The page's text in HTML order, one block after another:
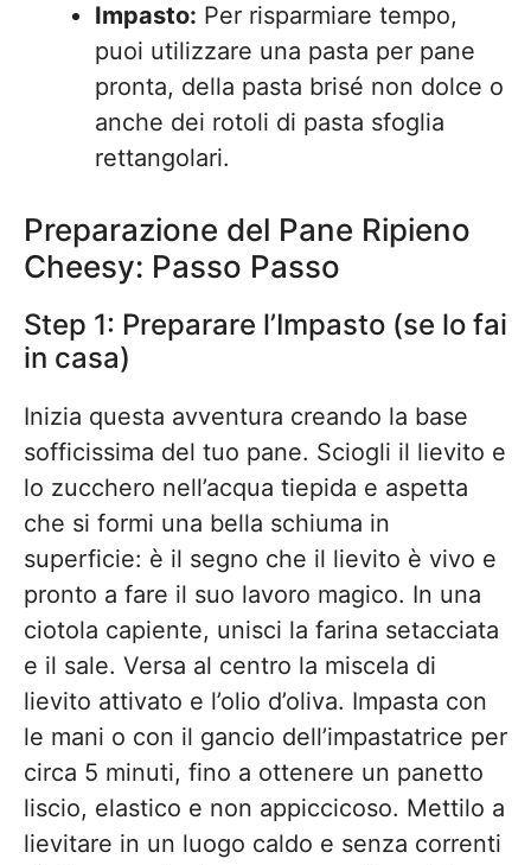
Impasto: Per risparmiare tempo,
puoi utilizzare una pasta per pane
pronta, della pasta brisé non dolce o
anche dei rotoli di pasta sfoglia
rettangolari.
Preparazione del Pane Ripieno
Cheesy: Passo Passo
Step 1: Preparare l’Impasto (se lo fai
in casa)
Inizia questa avventura creando la base
sofficissima del tuo pane. Sciogli il lievito e
lo zucchero nell’acqua tiepida e aspetta
che si formi una bella schiuma in
superficie: è il segno che il lievito è vivo e
pronto a fare il suo lavoro magico. In una
ciotola capiente, unisci la farina setacciata
e il sale. Versa al centro la miscela di
lievito attivato e l’olio d’oliva. Impasta con
le mani o con il gancio dell’impastatrice per
circa 5 minuti, fino a ottenere un panetto
liscio, elastico e non appiccicoso. Mettilo a
lievitare in un luogo caldo e senza correnti